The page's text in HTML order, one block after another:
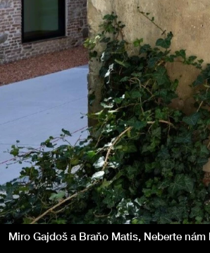
Miro Gajdoš a Braňo Matis, Neberte